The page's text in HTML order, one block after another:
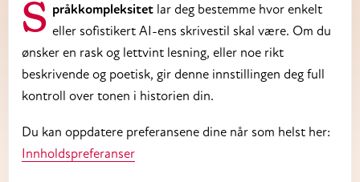
Språkkompleksitet lar deg bestemme hvor enkelt
eller sofistikert AI-ens skrivestil skal være. Om du
ønsker en rask og lettvint lesning, eller noe rikt
beskrivende og poetisk, gir denne innstillingen deg full
kontroll over tonen i historien din.
Du kan oppdatere preferansene dine når som helst her:
Innholdspreferanser